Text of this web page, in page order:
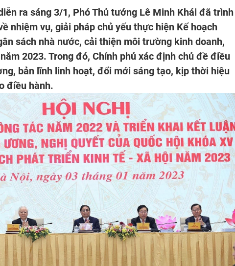
ra sáng 3/1, Phó Thủ tướng Lê Minh Khái đã trình
nhiệm vụ, giải pháp chủ yếu thực hiện Kế hoạch
sách nhà nước, cải thiện môi trường kinh doanh,
2023. Trong đó, Chính phủ xác định chủ đề điều
bản lĩnh linh hoạt, đổi mới sáng tạo, kịp thời hiệu
điều hành.